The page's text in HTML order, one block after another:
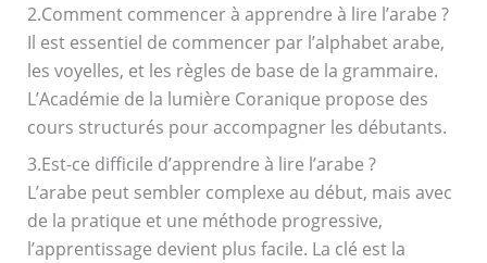
2.Comment commencer à apprendre à lire l’arabe ?
Il est essentiel de commencer par l’alphabet arabe,
les voyelles, et les règles de base de la grammaire.
L’Académie de la lumière Coranique propose des
cours structurés pour accompagner les débutants.
3.Est-ce difficile d’apprendre à lire l’arabe ?
L’arabe peut sembler complexe au début, mais avec
de la pratique et une méthode progressive,
l’apprentissage devient plus facile. La clé est la